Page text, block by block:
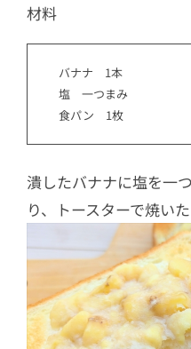
材料
バナナ 1本
塩 一つまみ
食パン 1枚
潰したバナナに塩を一
り、トースターで焼い